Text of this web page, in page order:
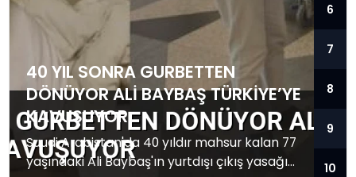
40 YIL SONRA GURBETTEN
DÖNÜYOR ALI BAYBAŞ TÜRKIYE’YE
KAVUŞUYOR
Suudi Arabistan'da 40 yıldır mahsur kalan 77
yaşındaki Ali Baybaş'ın yurtdışı çıkış yasağı
6
7
8
9
10